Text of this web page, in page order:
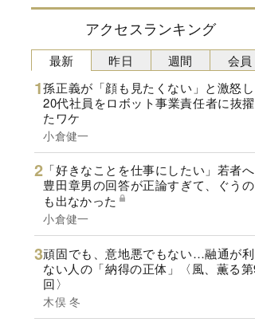
アクセスランキング
最新
孫正義が「顔も見たくない」と激怒
20代社員をロボット事業責任者に抜
たワケ
小倉健一
「好きなことを仕事にしたい」若者
豊田章男の回答が正論すぎて、ぐう
も出なかった
小倉健一
頑固でも、意地悪でもない…融通が
ない人の「納得の正体」〈風、薫る
回〉
木俣 冬
昨日 週間 会員